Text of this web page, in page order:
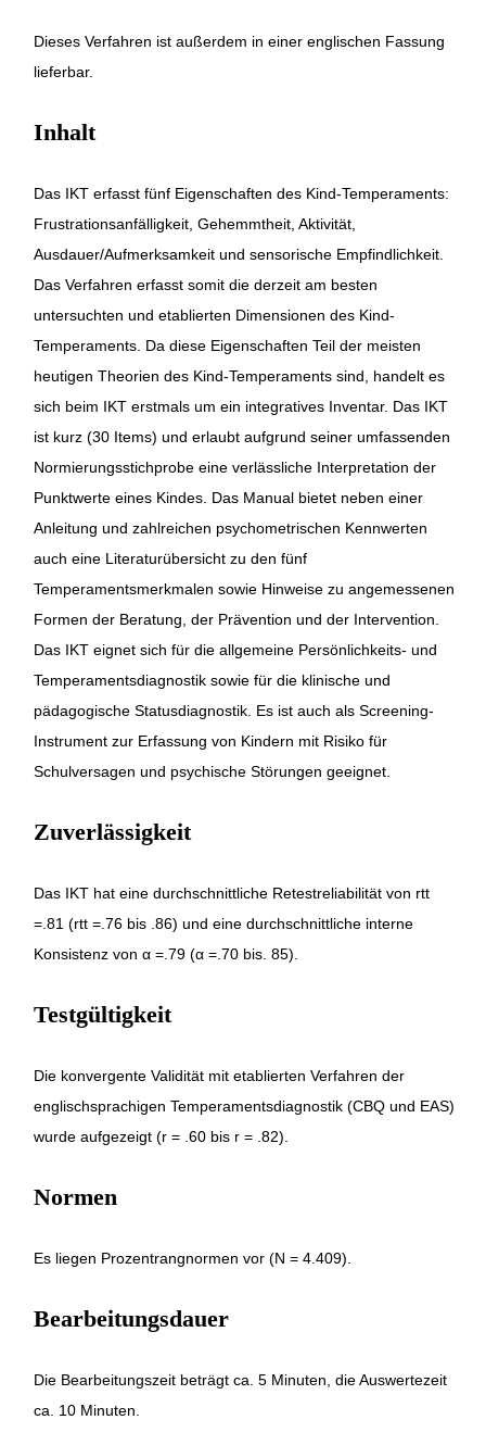
Dieses Verfahren ist außerdem in einer englischen Fassung
lieferbar.
Inhalt
Das IKT erfasst fünf Eigenschaften des Kind-Temperaments:
Frustrationsanfälligkeit, Gehemmtheit, Aktivität,
Ausdauer/Aufmerksamkeit und sensorische Empfindlichkeit.
Das Verfahren erfasst somit die derzeit am besten
untersuchten und etablierten Dimensionen des Kind-
Temperaments. Da diese Eigenschaften Teil der meisten
heutigen Theorien des Kind-Temperaments sind, handelt es
sich beim IKT erstmals um ein integratives Inventar. Das IKT
ist kurz (30 Items) und erlaubt aufgrund seiner umfassenden
Normierungsstichprobe eine verlässliche Interpretation der
Punktwerte eines Kindes. Das Manual bietet neben einer
Anleitung und zahlreichen psychometrischen Kennwerten
auch eine Literaturübersicht zu den fünf
Temperamentsmerkmalen sowie Hinweise zu angemessenen
Formen der Beratung, der Prävention und der Intervention.
Das IKT eignet sich für die allgemeine Persönlichkeits- und
Temperamentsdiagnostik sowie für die klinische und
pädagogische Statusdiagnostik. Es ist auch als Screening-
Instrument zur Erfassung von Kindern mit Risiko für
Schulversagen und psychische Störungen geeignet.
Zuverlässigkeit
Das IKT hat eine durchschnittliche Retestreliabilität von rtt
=.81 (rtt =.76 bis .86) und eine durchschnittliche interne
Konsistenz von α =.79 (α =.70 bis. 85).
Testgültigkeit
Die konvergente Validität mit etablierten Verfahren der
englischsprachigen Temperamentsdiagnostik (CBQ und EAS)
wurde aufgezeigt (r = .60 bis r = .82).
Normen
Es liegen Prozentrangnormen vor (N = 4.409).
Bearbeitungsdauer
Die Bearbeitungszeit beträgt ca. 5 Minuten, die Auswertezeit
ca. 10 Minuten.